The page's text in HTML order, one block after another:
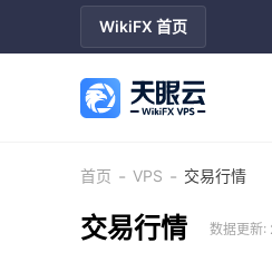
WikiFX 首页
首页 - VPS - 交易行情
交易行情 数据更新